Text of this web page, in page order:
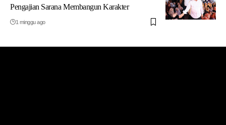
Pengajian Sarana Membangun Karakter
1 minggu ago